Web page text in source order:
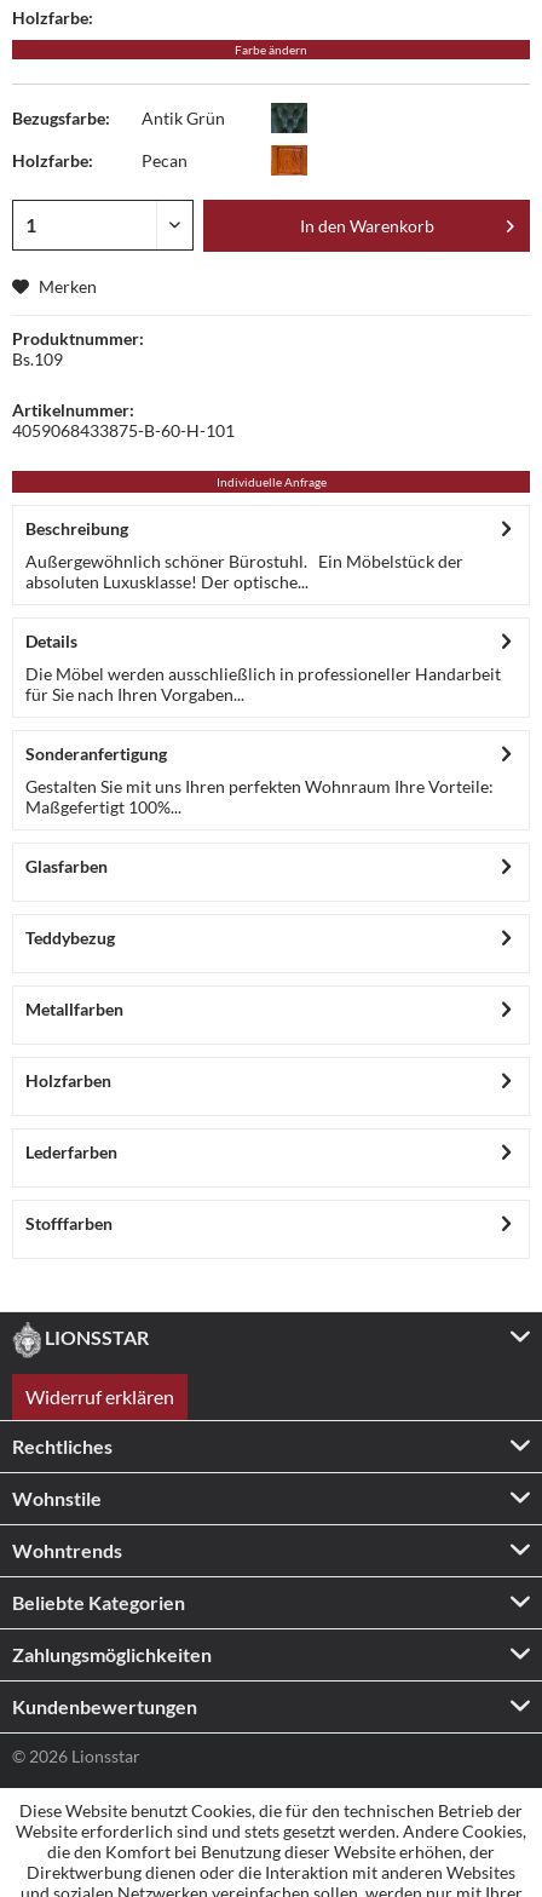
Holzfarbe:
Farbe ändern
Bezugsfarbe: Antik Grün
Holzfarbe: Pecan
In den Warenkorb
Merken
Produktnummer:
Bs.109
Artikelnummer:
4059068433875-B-60-H-101
Individuelle Anfrage
Beschreibung
Außergewöhnlich schöner Bürostuhl. Ein Möbelstück der
absoluten Luxusklasse! Der optische...
Details
Die Möbel werden ausschließlich in professioneller Handarbeit
für Sie nach Ihren Vorgaben...
Sonderanfertigung
Gestalten Sie mit uns Ihren perfekten Wohnraum Ihre Vorteile:
Maßgefertigt 100%...
Glasfarben
Teddybezug
Metallfarben
Holzfarben
Lederfarben
Stofffarben
LIONSSTAR
Widerruf erklären
Rechtliches
Wohnstile
Wohntrends
Beliebte Kategorien
Zahlungs­möglichkeiten
Kundenbewertungen
© 2026 Lionsstar
Diese Website benutzt Cookies, die für den technischen Betrieb der
Website erforderlich sind und stets gesetzt werden. Andere Cookies,
die den Komfort bei Benutzung dieser Website erhöhen, der
Direktwerbung dienen oder die Interaktion mit anderen Websites
und sozialen Netzwerken vereinfachen sollen, werden nur mit Ihrer